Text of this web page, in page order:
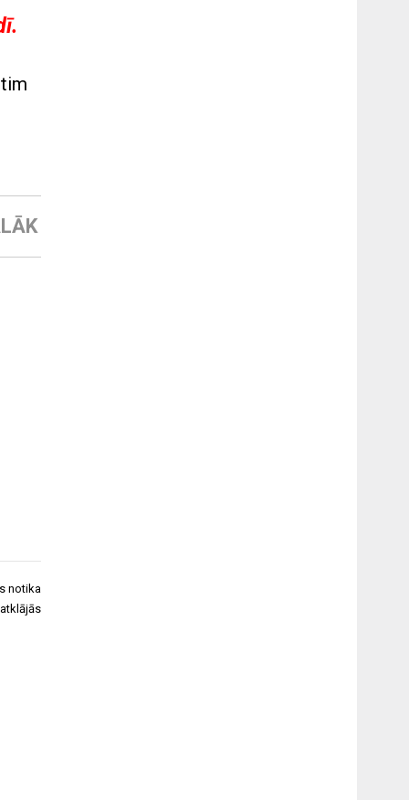
notika